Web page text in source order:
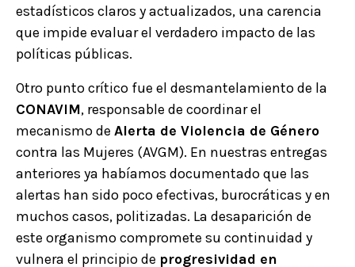
estadísticos claros y actualizados, una carencia
que impide evaluar el verdadero impacto de las
políticas públicas.
Otro punto crítico fue el desmantelamiento de la
CONAVIM, responsable de coordinar el
mecanismo de Alerta de Violencia de Género
contra las Mujeres (AVGM). En nuestras entregas
anteriores ya habíamos documentado que las
alertas han sido poco efectivas, burocráticas y en
muchos casos, politizadas. La desaparición de
este organismo compromete su continuidad y
vulnera el principio de progresividad en